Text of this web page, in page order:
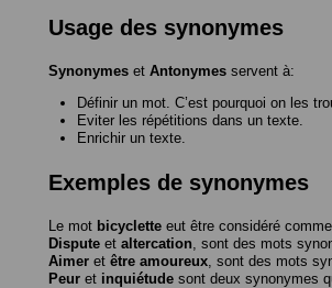
Usage des synonymes
Synonymes et Antonymes servent à:
Définir un mot. C’est pourquoi on les
Eviter les répétitions dans un texte.
Enrichir un texte.
Exemples de synonymes
Le mot bicyclette eut être considéré
Dispute et altercation , sont des mots
Aimer et être amoureux , sont des mots
Peur et inquiétude sont deux synonymes